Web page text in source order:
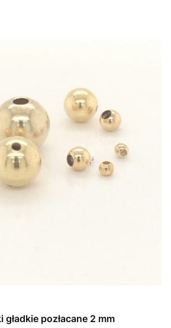
gładkie pozłacane 2 mm